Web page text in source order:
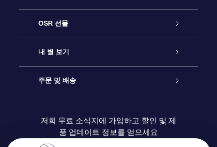
고객 서비스
연락처
블로그
OSR 선물
온라인 별 선물
OSR 선물 팩
OSR 상품권
내 별 보기
Star Register
맞춤 별 페이지
주문 및 배송
결제 정보
저희 무료 소식지에 가입하고 할인 및 제
품 업데이트 정보를 얻으세요